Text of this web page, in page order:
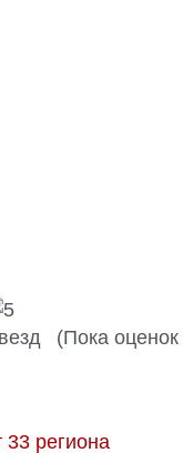
(Пока оценок
33 региона